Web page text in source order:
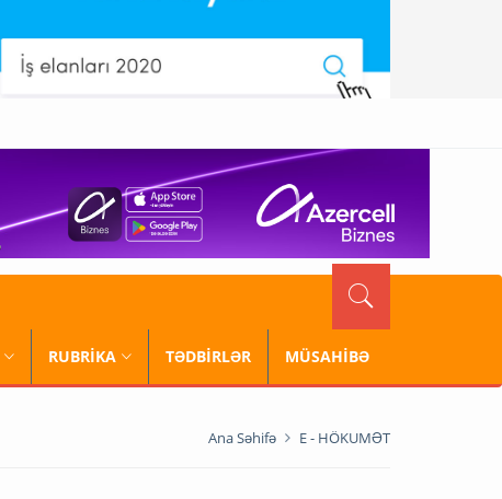
RUBRİKA TƏDBİRLƏR MÜSAHİBƏ
Ana Səhifə E - HÖKUMƏT